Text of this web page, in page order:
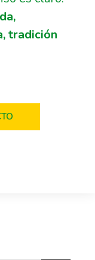
tradición